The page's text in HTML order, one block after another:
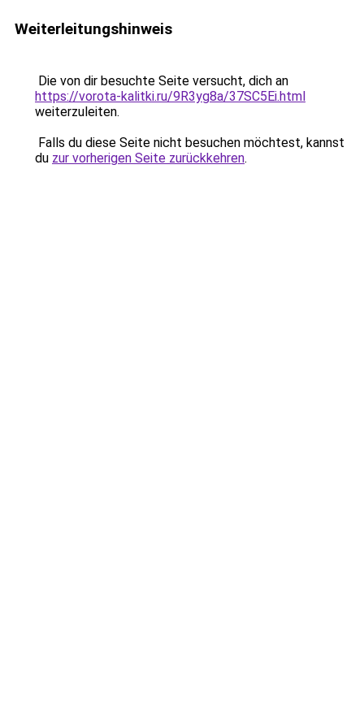
Weiterleitungshinweis
Die von dir besuchte Seite versucht, dich an
https://vorota-kalitki.ru/9R3yg8a/37SC5Ei.html
weiterzuleiten.
Falls du diese Seite nicht besuchen möchtest, kannst
du zur vorherigen Seite zurückkehren.